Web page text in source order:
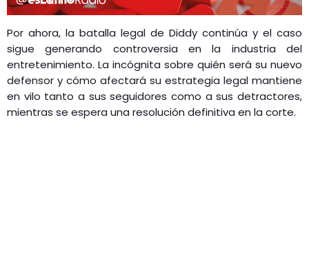
Por ahora, la batalla legal de Diddy continúa y el caso
sigue generando controversia en la industria del
entretenimiento. La incógnita sobre quién será su nuevo
defensor y cómo afectará su estrategia legal mantiene
en vilo tanto a sus seguidores como a sus detractores,
mientras se espera una resolución definitiva en la corte.